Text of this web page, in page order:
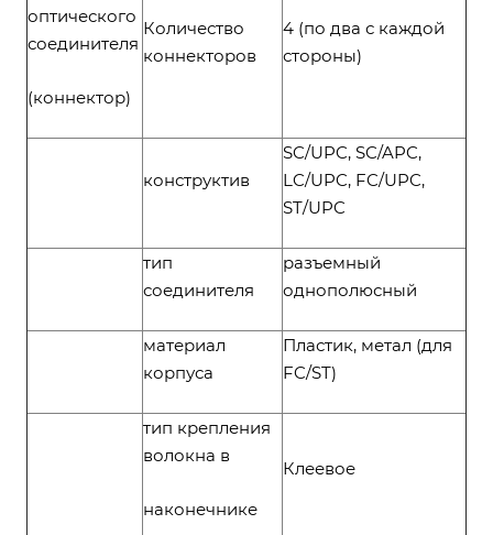
оптического
соединителя
(коннектор)
Количество
коннекторов
4 (по два с каждой
стороны)
конструктив
SC/UPC, SC/APC,
LC/UPC, FC/UPC,
ST/UPC
тип
соединителя
разъемный
однополюсный
материал
корпуса
Пластик, метал (для
FC/ST)
тип крепления
волокна в
наконечнике
Клеевое